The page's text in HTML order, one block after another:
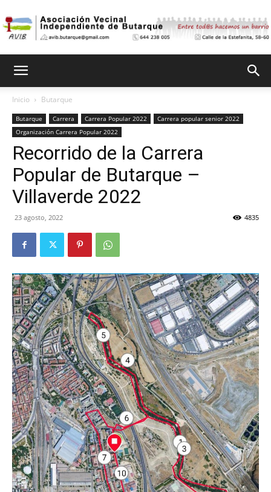
Vecinal
Independiente
Butarque
Inicio Butarque
Butarque Carrera Carrera Popular 2022
Carrera popular senior 2022
Organización Carrera Popular 2022
Recorrido de la Carrera
Popular de Butarque –
Villaverde 2022
23 agosto, 2022 4835